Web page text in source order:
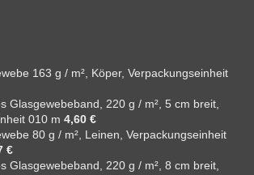
163 g / m², Köper, Verpackungseinheit
Glasgewebeband, 220 g / m², 5 cm breit,
010 m4,60 €
80 g / m², Leinen, Verpackungseinheit
€
Glasgewebeband, 220 g / m², 8 cm breit,